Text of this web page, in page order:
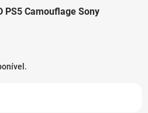
PS5 Camouflage Sony